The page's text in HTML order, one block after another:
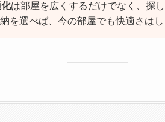
は部屋を広くするだけでなく、探
を選べば、今の部屋でも快適さはし